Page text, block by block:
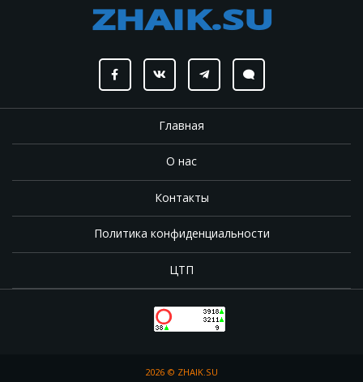
Главная
О нас
Контакты
Политика конфиденциальности
ЦТП
2026 © ZHAIK.SU